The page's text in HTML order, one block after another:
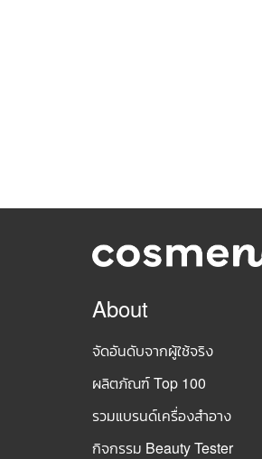
About
จัดอันดับจากผู้ใช้จริง
ผลิตภัณฑ์ Top 100
รวมแบรนด์เครื่องสำอาง
กิจกรรม Beauty Tester